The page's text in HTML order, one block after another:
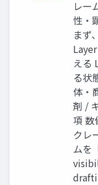
レー
性・
まず
える
る状
体・
剤 /
項 数
クレ
ムを